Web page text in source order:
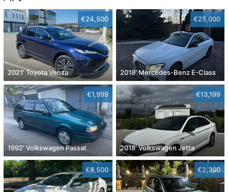
€24,500
2021' Toyota Venza
€25,000
2018' Mercedes-Benz E-Class
€1,999
1992' Volkswagen Passat
€13,199
2018' Volkswagen Jetta
€8,500 €2,300